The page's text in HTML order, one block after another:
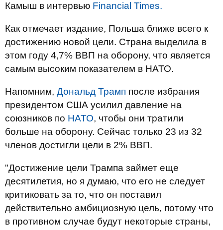
Камыш в интервью Financial Times.
Как отмечает издание, Польша ближе всего к
достижению новой цели. Страна выделила в
этом году 4,7% ВВП на оборону, что является
самым высоким показателем в НАТО.
Напомним, Дональд Трамп после избрания
президентом США усилил давление на
союзников по НАТО, чтобы они тратили
больше на оборону. Сейчас только 23 из 32
членов достигли цели в 2% ВВП.
"Достижение цели Трампа займет еще
десятилетия, но я думаю, что его не следует
критиковать за то, что он поставил
действительно амбициозную цель, потому что
в противном случае будут некоторые страны,